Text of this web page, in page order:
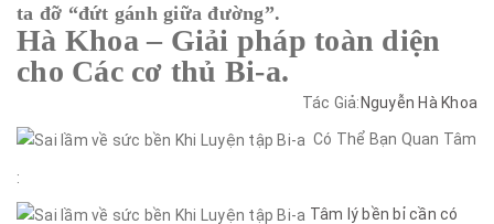
ta đỡ “đứt gánh giữa đường”.
Hà Khoa – Giải pháp toàn diện
cho Các cơ thủ Bi-a.
Tác Giả: Nguyễn Hà Khoa
Có Thể Bạn Quan Tâm
:
Tâm lý bền bỉ cần có